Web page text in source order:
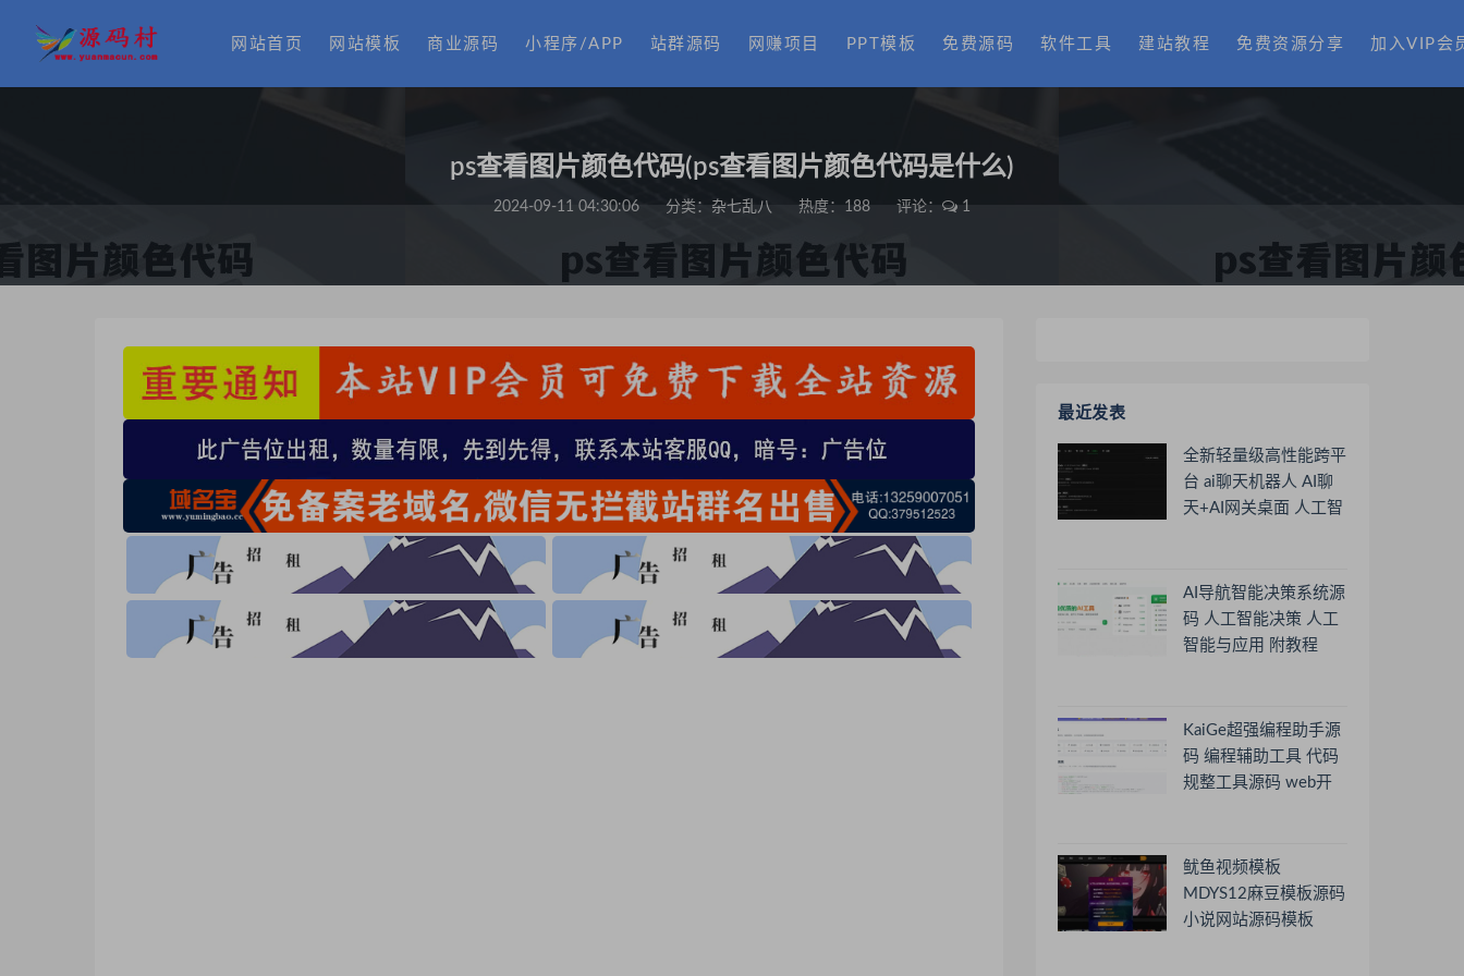
网站首页 网站模板 商业源码 小程序/APP 站群源码 网赚项目 PPT模板 免费源码 软件工具 建站教程 免费资源分享 加入VIP会
ps查看图片颜色代码(ps查看图片颜色代码是什么)
2024-09-11 04:30:06 分类： 杂七乱八 热度：188 评论： 1
最近发表
全新轻量级高性能跨平
台 ai聊天机器人 AI聊
天+AI网关桌面 人工智
AI导航智能决策系统源
码 人工智能决策 人工
智能与应用 附教程
KaiGe超强编程助手源
码 编程辅助工具 代码
规整工具源码 web开
鱿鱼视频模板
MDYS12麻豆模板源码
小说网站源码模板